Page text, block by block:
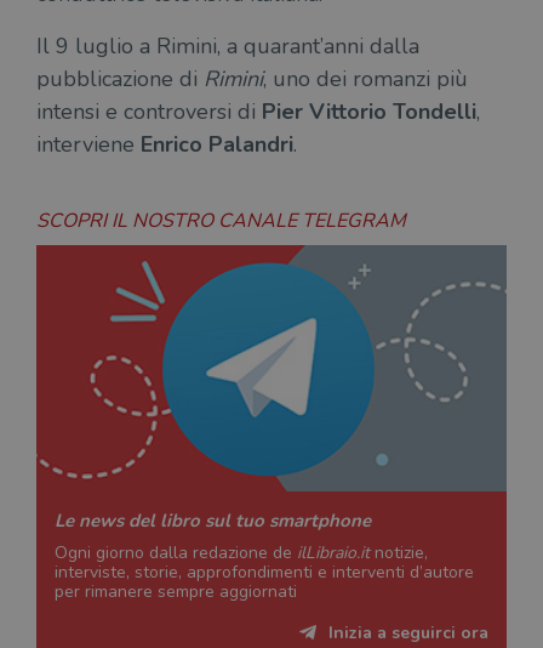
Il 9 luglio a Rimini, a quarant’anni dalla
pubblicazione di Rimini, uno dei romanzi più
intensi e controversi di Pier Vittorio Tondelli,
interviene Enrico Palandri.
SCOPRI IL NOSTRO CANALE TELEGRAM
Le news del libro sul tuo smartphone
Ogni giorno dalla redazione de ilLibraio.itnotizie,
interviste, storie, approfondimenti e interventi d’autore
per rimanere sempre aggiornati
Inizia a seguirci ora